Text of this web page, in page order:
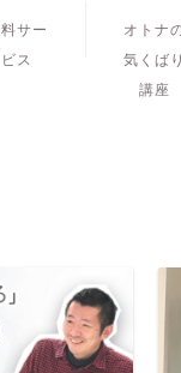
サー
ビス
オトナ
気くばり
講座